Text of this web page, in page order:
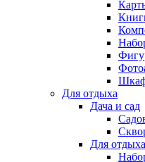
Для отдыха
Дача и сад
Для